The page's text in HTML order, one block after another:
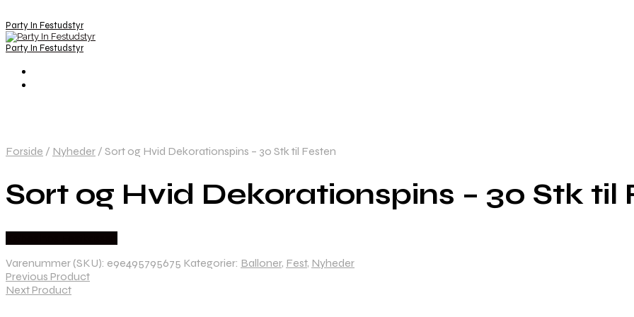
Party In Festudstyr
Party In Festudstyr
Forside / Nyheder / Sort og Hvid Dekorationspins – 30 Stk til Festen
Sort og Hvid Dekorationspins – 30 Stk til
Varenummer (SKU): e9e495795675 Kategorier: Balloner, Fest, Nyheder
Previous Product
Next Product